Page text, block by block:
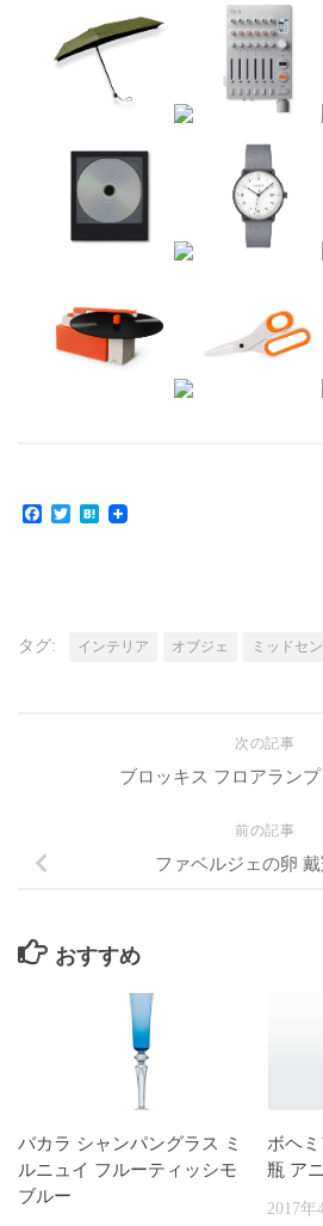
Facebook
TwitterHatena
タグ: インテリア オブジェ ミッドセ
次の記事
ブロッキス フロアランプ
前の記事
ファベルジェの卵
おすすめ
バカラ シャンパングラス ミ
ルニュイ フルーティッシモ
ブルー
ボヘ
瓶 ア
2017年